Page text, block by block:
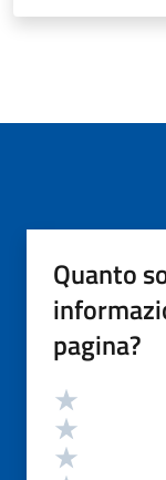
Quanto
pagina?
Valutazione